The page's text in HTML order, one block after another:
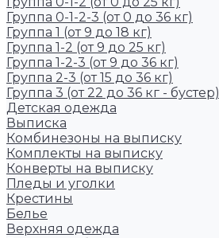
Группа 0-1-2-3 (от 0 до 36 кг)
Группа 1 (от 9 до 18 кг)
Группа 1-2 (от 9 до 25 кг)
Группа 1-2-3 (от 9 до 36 кг)
Группа 2-3 (от 15 до 36 кг)
Группа 3 (от 22 до 36 кг - бустер)
Детская одежда
Выписка
Комбинезоны на выписку
Комплекты на выписку
Конверты на выписку
Пледы и уголки
Крестины
Белье
Верхняя одежда